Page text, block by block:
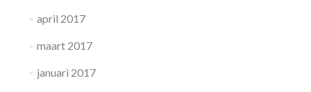
april 2017
maart 2017
januari 2017